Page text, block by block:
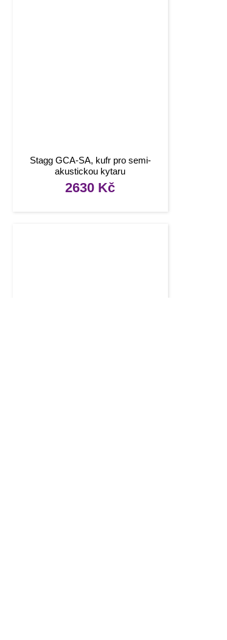
Stagg GCA-SA, kufr pro semi-
akustickou kytaru
2630 Kč